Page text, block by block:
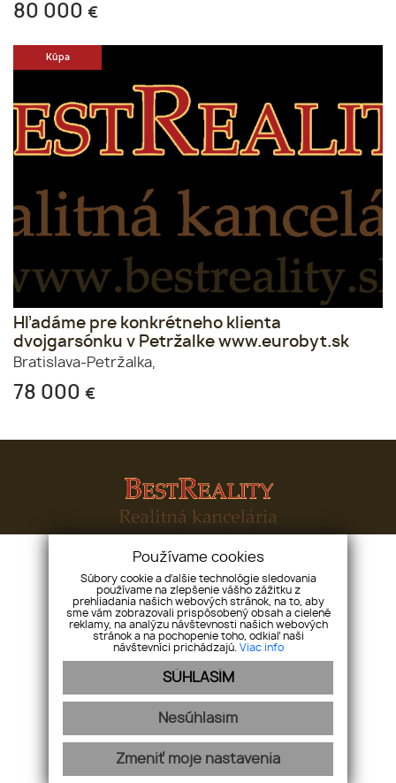
80 000 €
Kúpa
Hľadáme pre konkrétneho klienta
dvojgarsónku v Petržalke www.eurobyt.sk
Bratislava-Petržalka,
78 000 €
Bestreal-Slovakia s. r. o.
Karadžičova 51, 81107,
Bratislava - mestská časť Staré Mesto
+421 904 528 854
holy@bestreality.sk
Ponuka/ dopyt
webex.digital- REALVIA.sk
Ochrana osobných údajov
Pravidlá cookies
Používame cookies
Súbory cookie a ďalšie technológie sledovania
používame na zlepšenie vášho zážitku z
prehliadania našich webových stránok, na to, aby
sme vám zobrazovali prispôsobený obsah a cielené
reklamy, na analýzu návštevnosti našich webových
stránok a na pochopenie toho, odkiaľ naši
návštevníci prichádzajú. Viac info
SÚHLASÍM
Nesúhlasím
Zmeniť moje nastavenia